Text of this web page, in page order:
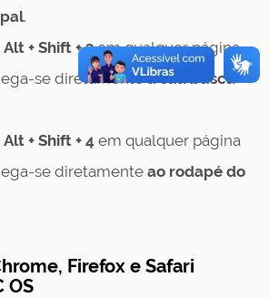
.
Alt + Shift + 3 em qualquer página
se diretamente à sua busca
Alt + Shift + 4 em qualquer página
se diretamente ao rodapé do
Firefox e Safari
OS